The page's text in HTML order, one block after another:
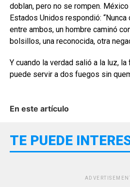
doblan, pero no se rompen. México
Estados Unidos respondió: “Nunca
entre ambos, un hombre caminó
bolsillos, una reconocida, otra
Y cuando la verdad salió a la luz, la
puede servir a dos fuegos sin
En este artículo
TE PUEDE